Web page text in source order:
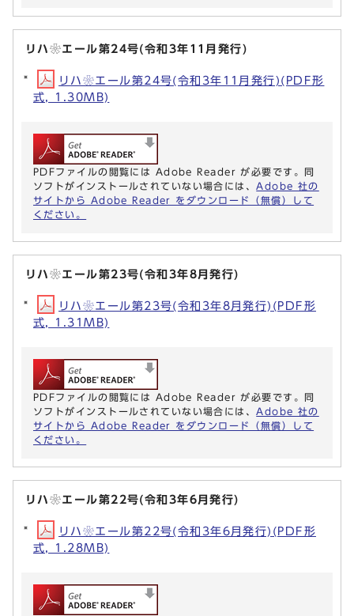
リハ❀エール第24号(令和3年11月発行)
リハ❀エール第24号(令和3年11月発行)(PDF形
式, 1.30MB)
PDFファイルの閲覧には Adobe Reader が必要です。同
ソフトがインストールされていない場合には、 Adobe 社の
サイトから Adobe Reader をダウンロード（無償）して
ください。
リハ❀エール第23号(令和3年8月発行)
リハ❀エール第23号(令和3年8月発行)(PDF形
式, 1.31MB)
PDFファイルの閲覧には Adobe Reader が必要です。同
ソフトがインストールされていない場合には、 Adobe 社の
サイトから Adobe Reader をダウンロード（無償）して
ください。
リハ❀エール第22号(令和3年6月発行)
リハ❀エール第22号(令和3年6月発行)(PDF形
式, 1.28MB)